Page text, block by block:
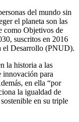
del mundo sin
el planeta son las
como Objetivos de
suscritos en 2016
el Desarrollo (PNUD).
la historia a las
innovación para
en ella “por
la igualdad de
en su triple